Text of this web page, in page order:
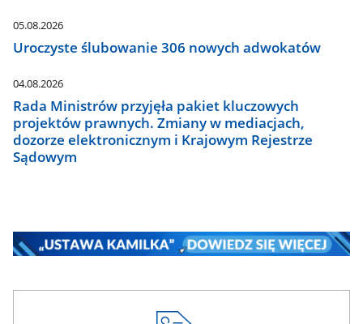
05.08.2026
Uroczyste ślubowanie 306 nowych adwokatów
04.08.2026
Rada Ministrów przyjęła pakiet kluczowych
projektów prawnych. Zmiany w mediacjach,
dozorze elektronicznym i Krajowym Rejestrze
Sądowym